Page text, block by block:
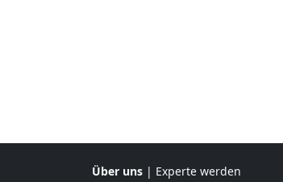
Über uns | Experte werden